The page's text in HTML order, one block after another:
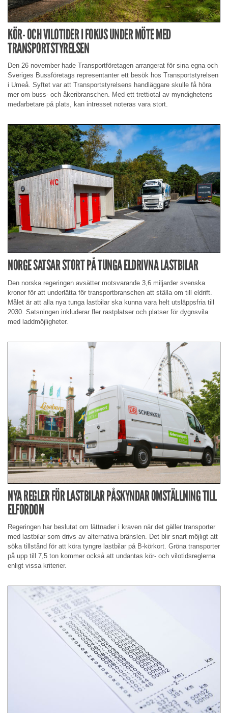
KÖR- OCH VILOTIDER I FOKUS UNDER MÖTE MED
TRANSPORTSTYRELSEN
Den 26 november hade Transportföretagen arrangerat för sina egna och
Sveriges Bussföretags representanter ett besök hos Transportstyrelsen
i Umeå. Syftet var att Transportstyrelsens handläggare skulle få höra
mer om buss- och åkeribranschen. Med ett trettiotal av myndighetens
medarbetare på plats, kan intresset noteras vara stort.
NORGE SATSAR STORT PÅ TUNGA ELDRIVNA LASTBILAR
Den norska regeringen avsätter motsvarande 3,6 miljarder svenska
kronor för att underlätta för transportbranschen att ställa om till eldrift.
Målet är att alla nya tunga lastbilar ska kunna vara helt utsläppsfria till
2030. Satsningen inkluderar fler rastplatser och platser för dygnsvila
med laddmöjligheter.
NYA REGLER FÖR LASTBILAR PÅSKYNDAR OMSTÄLLNING TILL
ELFORDON
Regeringen har beslutat om lättnader i kraven när det gäller transporter
med lastbilar som drivs av alternativa bränslen. Det blir snart möjligt att
söka tillstånd för att köra tyngre lastbilar på B-körkort. Gröna transporter
på upp till 7,5 ton kommer också att undantas kör- och vilotidsreglerna
enligt vissa kriterier.